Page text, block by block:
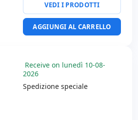
VEDI I PRODOTTI
AGGIUNGI AL CARRELLO
Receive on lunedì 10-08-
2026
Spedizione speciale